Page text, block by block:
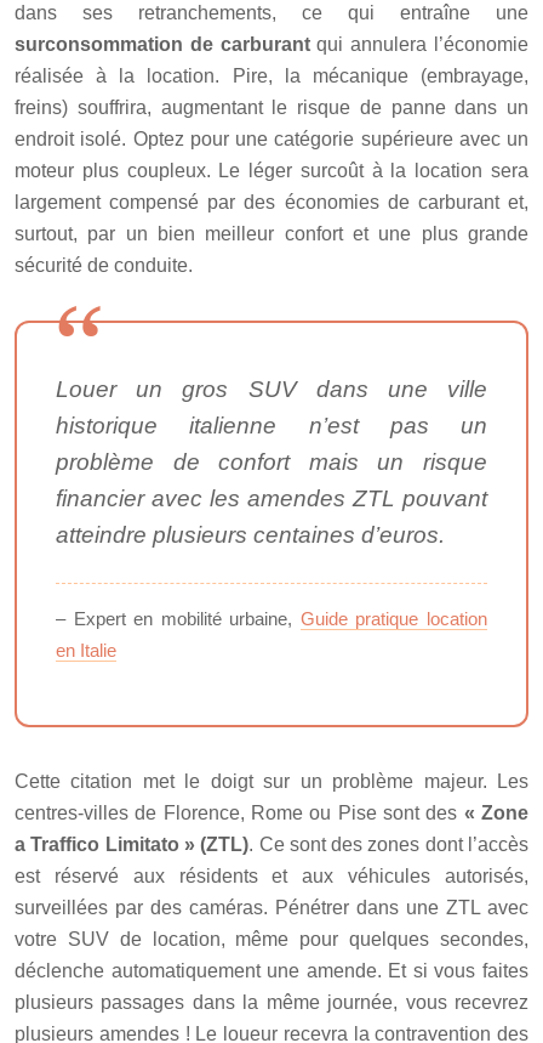
dans ses retranchements, ce qui entraîne une
surconsommation de carburantqui annulera l’économie
réalisée à la location. Pire, la mécanique (embrayage,
freins) souffrira, augmentant le risque de panne dans un
endroit isolé. Optez pour une catégorie supérieure avec un
moteur plus coupleux. Le léger surcoût à la location sera
largement compensé par des économies de carburant et,
surtout, par un bien meilleur confort et une plus grande
sécurité de conduite.
Louer un gros SUV dans une ville
historique italienne n’est pas un
problème de confort mais un risque
financier avec les amendes ZTL pouvant
atteindre plusieurs centaines d’euros.
– Expert en mobilité urbaine, Guide pratique location
en Italie
Cette citation met le doigt sur un problème majeur. Les
centres-villes de Florence, Rome ou Pise sont des « Zone
a Traffico Limitato » (ZTL). Ce sont des zones dont l’accès
est réservé aux résidents et aux véhicules autorisés,
surveillées par des caméras. Pénétrer dans une ZTL avec
votre SUV de location, même pour quelques secondes,
déclenche automatiquement une amende. Et si vous faites
plusieurs passages dans la même journée, vous recevrez
plusieurs amendes ! Le loueur recevra la contravention des